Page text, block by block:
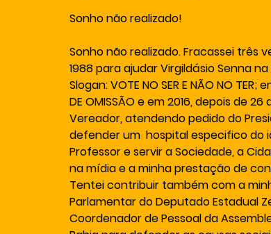
Sonho não realizado!
Sonho não realizado. Fracassei três
1988 para ajudar Virgildásio Senna
Slogan: VOTE NO SER E NÃO NO
DE OMISSÃO e em 2016, depois de
Vereador, atendendo pedido do
defender um  hospital especifico do
Professor e servir a Sociedade, a
na mídia e a minha prestação de
Tentei contribuir também com a
Parlamentar do Deputado Estadual
Coordenador de Pessoal da